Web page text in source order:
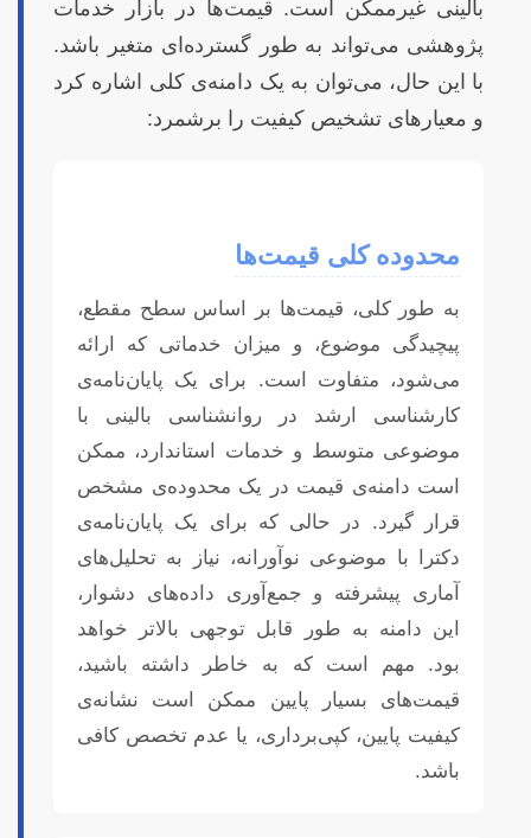
بالینی غیرممکن است. قیمت‌ها در بازار خدمات
پژوهشی می‌تواند به طور گسترده‌ای متغیر باشد.
با این حال، می‌توان به یک دامنه‌ی کلی اشاره کرد
و معیارهای تشخیص کیفیت را برشمرد:
محدوده کلی قیمت‌ها
به طور کلی، قیمت‌ها بر اساس سطح مقطع،
پیچیدگی موضوع، و میزان خدماتی که ارائه
می‌شود، متفاوت است. برای یک پایان‌نامه‌ی
کارشناسی ارشد در روانشناسی بالینی با
موضوعی متوسط و خدمات استاندارد، ممکن
است دامنه‌ی قیمت در یک محدوده‌ی مشخص
قرار گیرد. در حالی که برای یک پایان‌نامه‌ی
دکترا با موضوعی نوآورانه، نیاز به تحلیل‌های
آماری پیشرفته و جمع‌آوری داده‌های دشوار،
این دامنه به طور قابل توجهی بالاتر خواهد
بود. مهم است که به خاطر داشته باشید،
قیمت‌های بسیار پایین ممکن است نشانه‌ی
کیفیت پایین، کپی‌برداری، یا عدم تخصص کافی
باشد.